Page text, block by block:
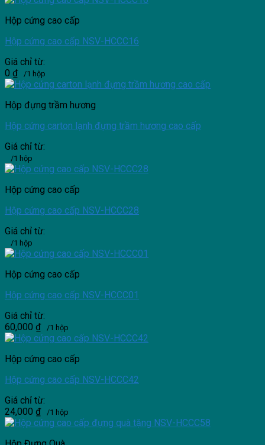
Hộp cứng cao cấp
Hộp cứng cao cấp NSV-HCCC16
Giá chỉ từ:
0 ₫ /1 hộp
Hộp đựng trầm hương
Hộp cứng carton lạnh đựng trầm hương cao cấp
Giá chỉ từ:
/1 hộp
Hộp cứng cao cấp
Hộp cứng cao cấp NSV-HCCC28
Giá chỉ từ:
/1 hộp
Hộp cứng cao cấp
Hộp cứng cao cấp NSV-HCCC01
Giá chỉ từ:
60,000 ₫ /1 hộp
Hộp cứng cao cấp
Hộp cứng cao cấp NSV-HCCC42
Giá chỉ từ:
24,000 ₫ /1 hộp